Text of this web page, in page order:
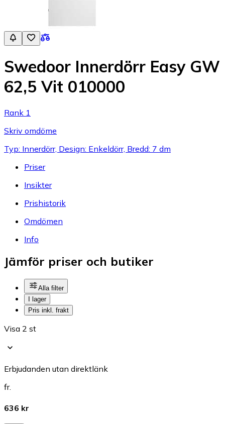
Swedoor Innerdörr Easy GW
62,5 Vit 010000
Rank 1
Skriv omdöme
Typ: Innerdörr, Design: Enkeldörr, Bredd: 7 dm
Priser
Insikter
Prishistorik
Omdömen
Info
Jämför priser och butiker
Alla filter
I lager
Pris inkl. frakt
Visa 2 st
Erbjudanden utan direktlänk
fr.
636 kr